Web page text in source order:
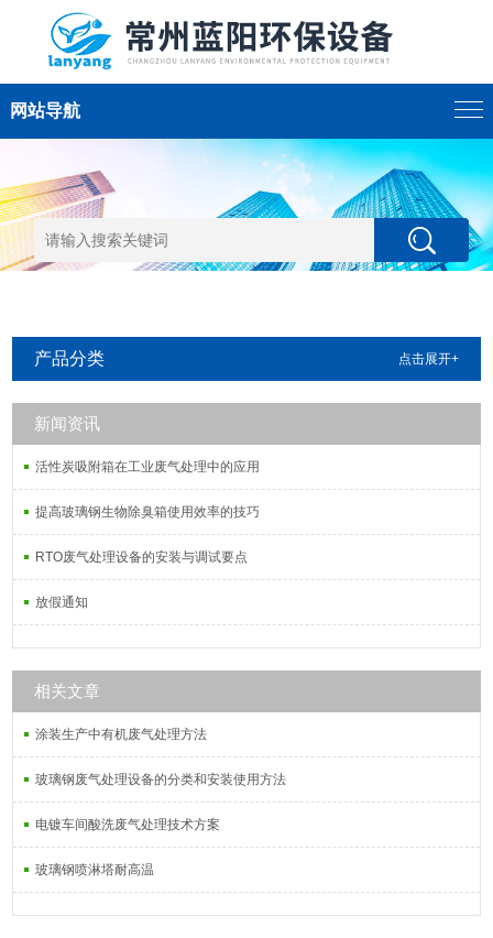
网站导航
产品分类 点击展开+
新闻资讯
活性炭吸附箱在工业废气处理中的应用
提高玻璃钢生物除臭箱使用效率的技巧
RTO废气处理设备的安装与调试要点
放假通知
相关文章
涂装生产中有机废气处理方法
玻璃钢废气处理设备的分类和安装使用方法
电镀车间酸洗废气处理技术方案
玻璃钢喷淋塔耐高温